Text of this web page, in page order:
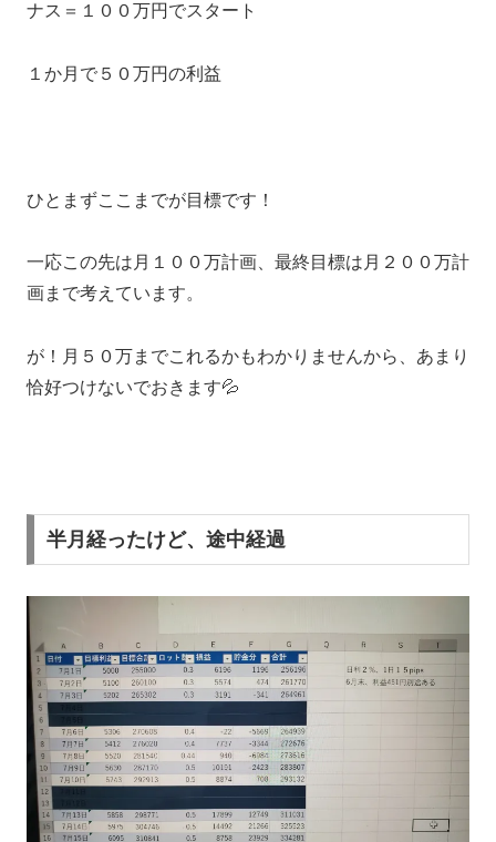
ナス＝１００万円でスタート
１か月で５０万円の利益
ひとまずここまでが目標です！
一応この先は月１００万計画、最終目標は月２００万計
画まで考えています。
が！月５０万までこれるかもわかりませんから、あまり
恰好つけないでおきます💦
半月経ったけど、途中経過